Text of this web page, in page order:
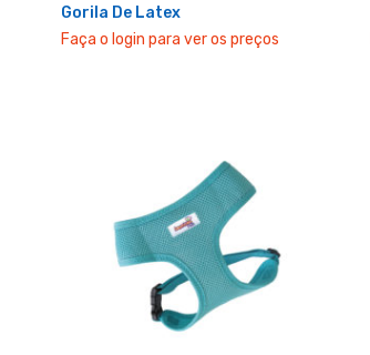
Gorila De Latex
Faça o login para ver os preços